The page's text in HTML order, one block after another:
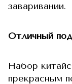
заваривании.
Отличный
Набор
прекрасным